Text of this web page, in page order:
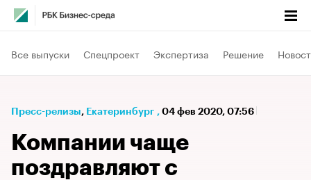
Все выпуски Спецпроект Экспертиза Решение
Пресс-релизы⁠, Екатеринбург , 04 фев 2020, 07:56
Компании чаще
поздравляют с